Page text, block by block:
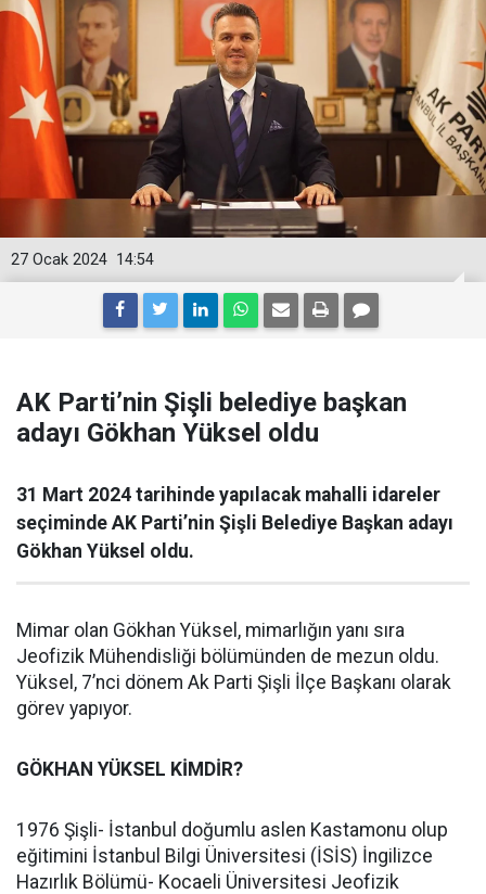
14:54
27 Ocak 2024
AK Parti’nin Şişli belediye başkan
adayı Gökhan Yüksel oldu
31 Mart 2024 tarihinde yapılacak mahalli idareler
seçiminde AK Parti’nin Şişli Belediye Başkan adayı
Gökhan Yüksel oldu.
Mimar olan Gökhan Yüksel, mimarlığın yanı sıra
Jeofizik Mühendisliği bölümünden de mezun oldu.
Yüksel, 7’nci dönem Ak Parti Şişli İlçe Başkanı olarak
görev yapıyor.
GÖKHAN YÜKSEL KİMDİR?
1976 Şişli- İstanbul doğumlu aslen Kastamonu olup
eğitimini İstanbul Bilgi Üniversitesi (İSİS) İngilizce
Hazırlık Bölümü- Kocaeli Üniversitesi Jeofizik